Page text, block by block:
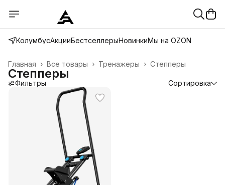
КолумбусАкцииБестселлерыНовинкиМы на OZON
Степперы
Тренажеры ›
Все товары ›
Главная ›
Степперы
Фильтры Сортировка